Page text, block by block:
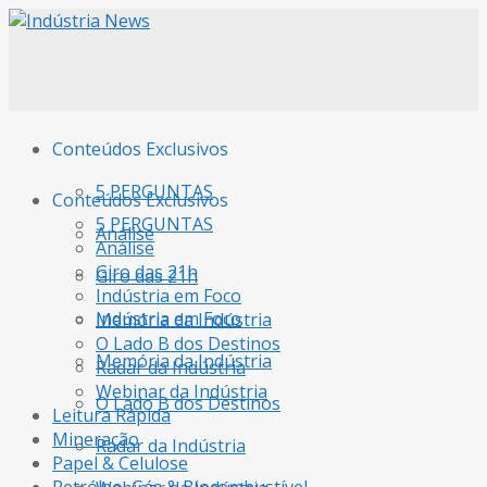
Conteúdos Exclusivos
5 PERGUNTAS
Análise
Giro das 21h
Indústria em Foco
Memória da Indústria
O Lado B dos Destinos
Radar da Indústria
Conteúdos Exclusivos
5 PERGUNTAS
Análise
Giro das 21h
Indústria em Foco
Memória da Indústria
O Lado B dos Destinos
Radar da Indústria
Webinar da Indústria
Leitura Rápida
Mineração
Papel & Celulose